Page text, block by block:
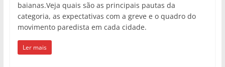
baianas.Veja quais são as principais pautas da
categoria, as expectativas com a greve e o quadro do
movimento paredista em cada cidade.
Ler mais